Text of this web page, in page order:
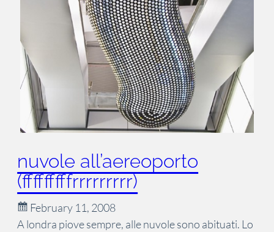
nuvole all’aereoporto
(fffffffffrrrrrrrrr)
February 11, 2008
A londra piove sempre, alle nuvole sono abituati. Lo